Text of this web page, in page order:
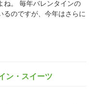
ね。 毎年バレンタインの
るのですが、今年はさらに
ン・スイーツ